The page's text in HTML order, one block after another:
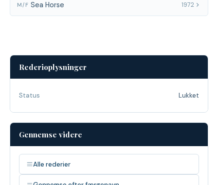
M/F Sea Horse 1972
Rederioplysninger
Status Lukket
Gennemse videre
Alle rederier